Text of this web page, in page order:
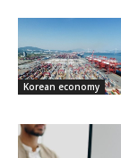
Korean economy